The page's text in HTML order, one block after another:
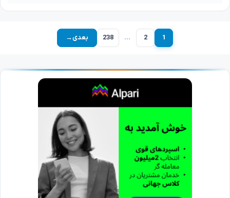
برگه1 برگه2
… برگه
238 بعدی→